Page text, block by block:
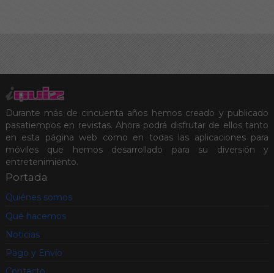
Durante más de cincuenta años hemos creado y publicado
pasatiempos en revistas. Ahora podrá disfrutar de ellos tanto
en esta página web como en todas las aplicaciones para
móviles que hemos desarrollado para su diversión y
entretenimiento.
Portada
Quiénes somos
Qué hacemos
Noticias
Pago y Envío
puntuación final.